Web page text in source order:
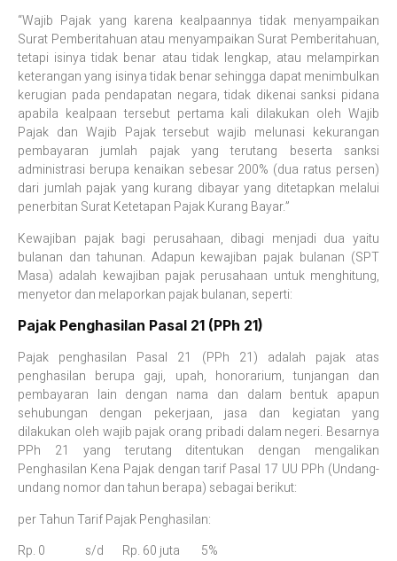
“Wajib Pajak yang karena kealpaannya tidak menyampaikan
Surat Pemberitahuan atau menyampaikan Surat Pemberitahuan,
tetapi isinya tidak benar atau tidak lengkap, atau melampirkan
keterangan yang isinya tidak benar sehingga dapat menimbulkan
kerugian pada pendapatan negara, tidak dikenai sanksi pidana
apabila kealpaan tersebut pertama kali dilakukan oleh Wajib
Pajak dan Wajib Pajak tersebut wajib melunasi kekurangan
pembayaran jumlah pajak yang terutang beserta sanksi
administrasi berupa kenaikan sebesar 200% (dua ratus persen)
dari jumlah pajak yang kurang dibayar yang ditetapkan melalui
penerbitan Surat Ketetapan Pajak Kurang Bayar.”
Kewajiban pajak bagi perusahaan, dibagi menjadi dua yaitu
bulanan dan tahunan. Adapun kewajiban pajak bulanan (SPT
Masa) adalah kewajiban pajak perusahaan untuk menghitung,
menyetor dan melaporkan pajak bulanan, seperti:
Pajak Penghasilan Pasal 21 (PPh 21)
Pajak penghasilan Pasal 21 (PPh 21) adalah pajak atas
penghasilan berupa gaji, upah, honorarium, tunjangan dan
pembayaran lain dengan nama dan dalam bentuk apapun
sehubungan dengan pekerjaan, jasa dan kegiatan yang
dilakukan oleh wajib pajak orang pribadi dalam negeri. Besarnya
PPh 21 yang terutang ditentukan dengan mengalikan
Penghasilan Kena Pajak dengan tarif Pasal 17 UU PPh (Undang-
undang nomor dan tahun berapa) sebagai berikut:
per Tahun Tarif Pajak Penghasilan:
Rp. 0 s/d Rp. 60 juta 5%